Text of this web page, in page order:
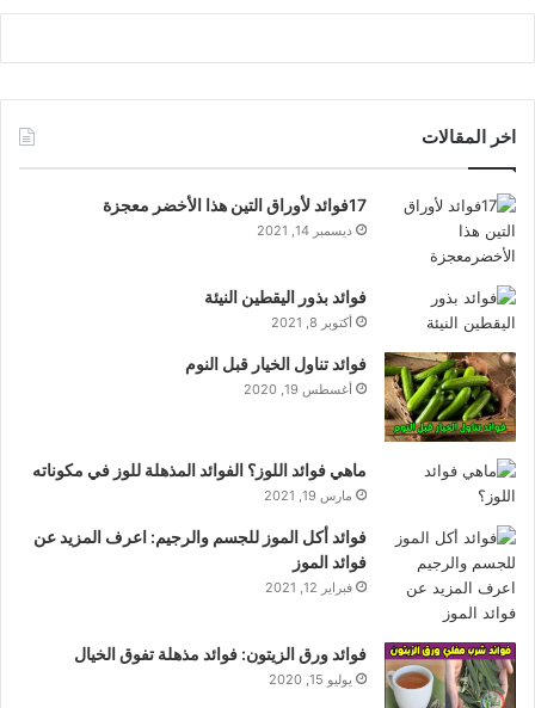
اخر المقالات
17فوائد لأوراق التين هذا الأخضر معجزة
ديسمبر 14, 2021
فوائد بذور اليقطين النيئة
أكتوبر 8, 2021
فوائد تناول الخيار قبل النوم
أغسطس 19, 2020
ماهي فوائد اللوز؟ الفوائد المذهلة للوز في مكوناته
مارس 19, 2021
فوائد أكل الموز للجسم والرجيم: اعرف المزيد عن
فوائد الموز
فبراير 12, 2021
فوائد ورق الزيتون: فوائد مذهلة تفوق الخيال
يوليو 15, 2020